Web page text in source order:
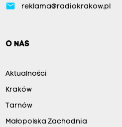
email reklama@radiokrakow.pl
O NAS
Aktualności
Kraków
Tarnów
Małopolska Zachodnia